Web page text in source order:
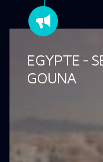
EGYPTE -
GOUNA